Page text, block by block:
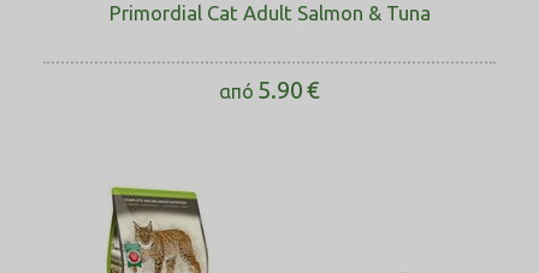
Primordial Cat Adult Salmon & Tuna
από 5.90€